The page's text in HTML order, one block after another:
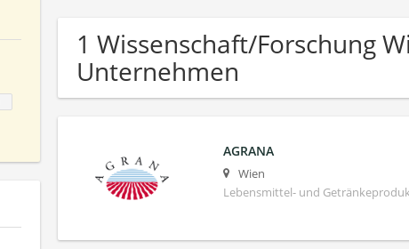
1 Wissenschaft/Forschung
Unternehmen
AGRANA
Wien
Lebensmittel- und